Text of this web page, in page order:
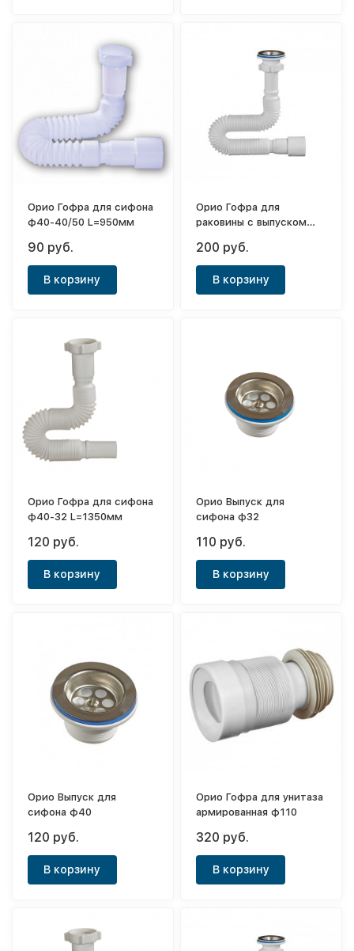
Орио Гофра для сифона
ф40-40/50 L=950мм
90 руб.
В корзину
Орио Гофра для
раковины с выпуском
200 руб.
В корзину
Орио Гофра для сифона
ф40-32 L=1350мм
120 руб.
В корзину
Орио Выпуск для
сифона ф32
110 руб.
В корзину
Орио Выпуск для
сифона ф40
120 руб.
В корзину
Орио Гофра для унитаза
армированная ф110
320 руб.
В корзину